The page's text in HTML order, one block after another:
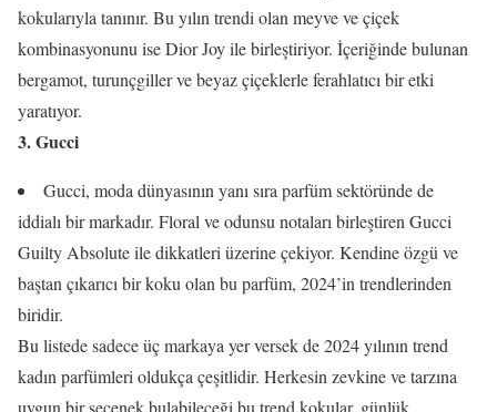
kokularıyla tanınır. Bu yılın trendi olan meyve ve çiçek
kombinasyonunu ise Dior Joy ile birleştiriyor. İçeriğinde bulunan
bergamot, turunçgiller ve beyaz çiçeklerle ferahlatıcı bir etki
yaratıyor.
3. Gucci
Gucci, moda dünyasının yanı sıra parfüm sektöründe de
iddialı bir markadır. Floral ve odunsu notaları birleştiren Gucci
Guilty Absolute ile dikkatleri üzerine çekiyor. Kendine özgü ve
baştan çıkarıcı bir koku olan bu parfüm, 2024’in trendlerinden
biridir.
Bu listede sadece üç markaya yer versek de 2024 yılının trend
kadın parfümleri oldukça çeşitlidir. Herkesin zevkine ve tarzına